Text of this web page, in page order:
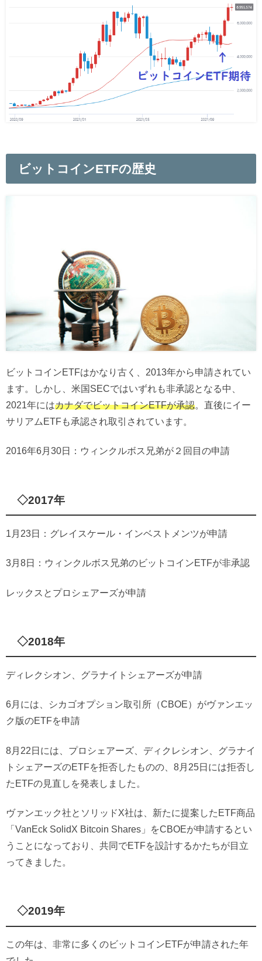
ビットコインETFの歴史
ビットコインETFはかなり古く、2013年から申請されてい
ます。しかし、米国SECではいずれも非承認となる中、
2021年にはカナダでビットコインETFが承認 。直後にイー
サリアムETFも承認され取引されています。
2016年6月30日：ウィンクルボス兄弟が２回目の申請
◇2017年
1月23日：グレイスケール・インベストメンツが申請
3月8日：ウィンクルボス兄弟のビットコインETFが非承認
レックスとプロシェアーズが申請
◇2018年
ディレクシオン、グラナイトシェアーズが申請
6月には、シカゴオプション取引所（CBOE）がヴァンエッ
ク版のETFを申請
8月22日には、プロシェアーズ、ディクレシオン、グラナイ
トシェアーズのETFを拒否したものの、8月25日には拒否し
たETFの見直しを発表しました。
ヴァンエック社とソリッドX社は、新たに提案したETF商品
「VanEck SolidX Bitcoin Shares」をCBOEが申請するとい
うことになっており、共同でETFを設計するかたちが目立
ってきました。
◇2019年
この年は、非常に多くのビットコインETFが申請された年